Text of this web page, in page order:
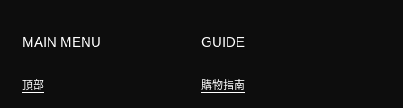
MAIN MENU
頂部
GUIDE
購物指南